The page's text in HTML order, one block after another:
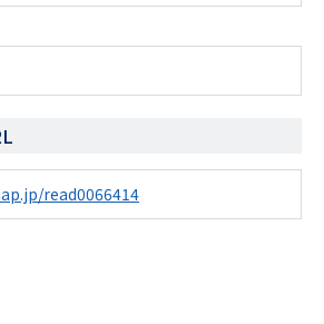
read0066414